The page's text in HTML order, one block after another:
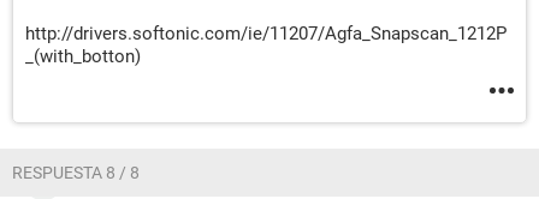
http://drivers.softonic.com/ie/11207/Agfa_Snapscan_1212P
_(with_botton)
RESPUESTA 8 / 8